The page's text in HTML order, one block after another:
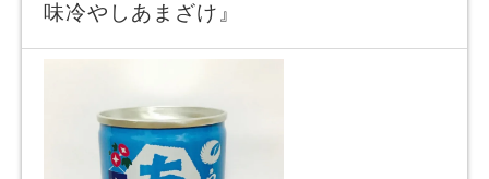
味冷やしあまざけ』